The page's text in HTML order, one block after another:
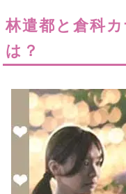
林遣都と倉科
は？